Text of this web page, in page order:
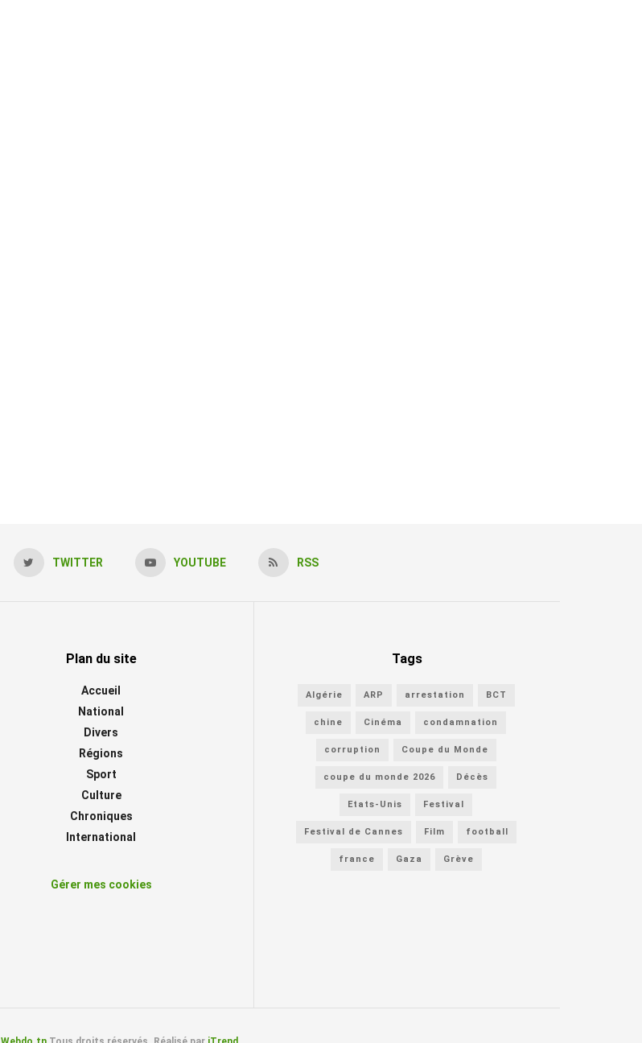
TWITTER YOUTUBE RSS
Plan du site
Accueil
National
Divers
Régions
Sport
Culture
Chroniques
International
Gérer mes cookies
Tags
Algérie ARP arrestation BCT
chine Cinéma condamnation
corruption Coupe du Monde
coupe du monde 2026 Décès
Etats-Unis Festival
Festival de Cannes Film football
france Gaza Grève